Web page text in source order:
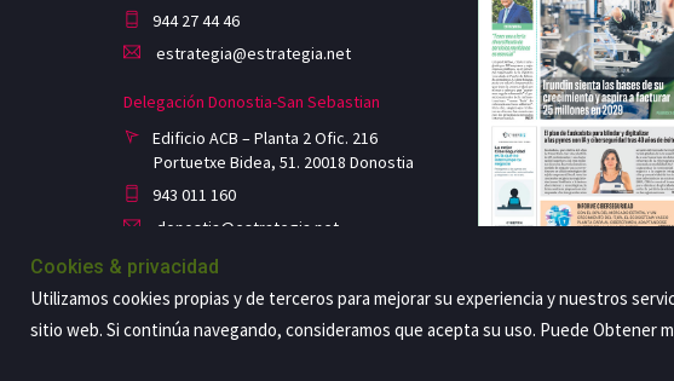
944 27 44 46
estrategia@estrategia.net
Delegación Donostia-San Sebastian
Edificio ACB – Planta 2 Ofic. 216
Portuetxe Bidea, 51. 20018 Donostia
943 011 160
donostia@estrategia.net
Cookies & privacidad
Utilizamos cookies propias y de terceros para mejorar su experiencia y nuestros
sitio web. Si continúa navegando, consideramos que acepta su uso. Puede Obtener